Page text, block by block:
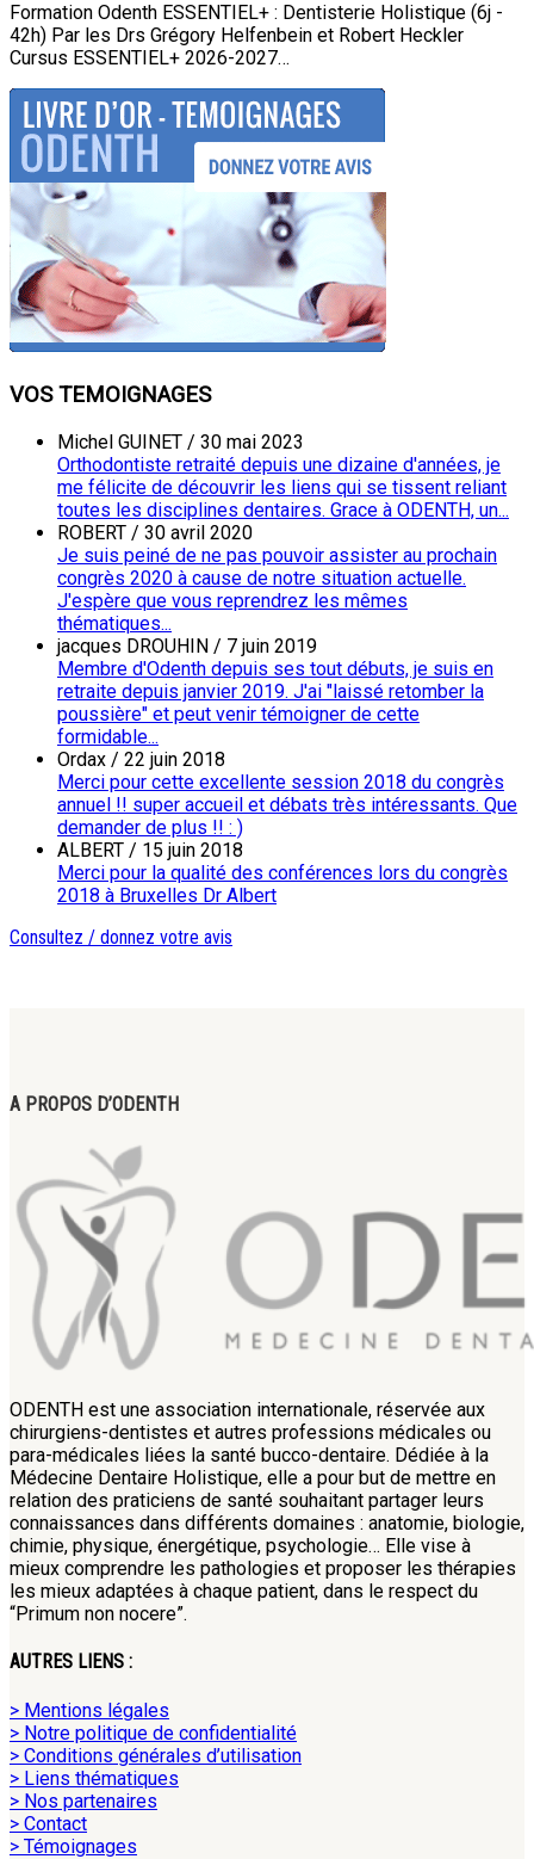
Formation Odenth ESSENTIEL+ : Dentisterie Holistique (6j -
42h) Par les Drs Grégory Helfenbein et Robert Heckler
Cursus ESSENTIEL+ 2026-2027…
VOS TEMOIGNAGES
Michel GUINET / 30 mai 2023
Orthodontiste retraité depuis une dizaine d'années, je
me félicite de découvrir les liens qui se tissent reliant
toutes les disciplines dentaires. Grace à ODENTH, un...
ROBERT / 30 avril 2020
Je suis peiné de ne pas pouvoir assister au prochain
congrès 2020 à cause de notre situation actuelle.
J'espère que vous reprendrez les mêmes
thématiques...
jacques DROUHIN / 7 juin 2019
Membre d'Odenth depuis ses tout débuts, je suis en
retraite depuis janvier 2019. J'ai "laissé retomber la
poussière" et peut venir témoigner de cette
formidable...
Ordax / 22 juin 2018
Merci pour cette excellente session 2018 du congrès
annuel !! super accueil et débats très intéressants. Que
demander de plus !! : )
ALBERT / 15 juin 2018
Merci pour la qualité des conférences lors du congrès
2018 à Bruxelles Dr Albert
Consultez / donnez votre avis
A PROPOS D’ODENTH
ODENTH est une association internationale, réservée aux
chirurgiens-dentistes et autres professions médicales ou
para-médicales liées la santé bucco-dentaire. Dédiée à la
Médecine Dentaire Holistique, elle a pour but de mettre en
relation des praticiens de santé souhaitant partager leurs
connaissances dans différents domaines : anatomie, biologie,
chimie, physique, énergétique, psychologie… Elle vise à
mieux comprendre les pathologies et proposer les thérapies
les mieux adaptées à chaque patient, dans le respect du
“Primum non nocere”.
AUTRES LIENS :
> Mentions légales
> Notre politique de confidentialité
> Conditions générales d’utilisation
> Liens thématiques
> Nos partenaires
> Contact
> Témoignages